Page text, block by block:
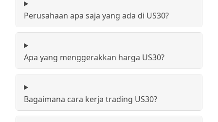
Perusahaan apa saja yang ada di US30?
Apa yang menggerakkan harga US30?
Bagaimana cara kerja trading US30?